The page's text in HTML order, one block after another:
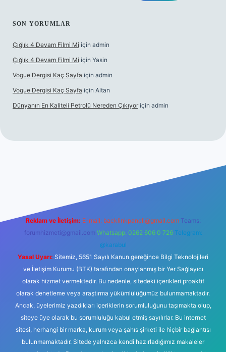
SON YORUMLAR
Çığlık 4 Devam Filmi Mi için admin
Çığlık 4 Devam Filmi Mi için Yasin
Vogue Dergisi Kaç Sayfa için admin
Vogue Dergisi Kaç Sayfa için Altan
Dünyanın En Kaliteli Petrolü Nereden Çıkıyor için admin
Reklam ve İletişim: E-mail: backlinkpaneli@gmail.com Teams:
forumhizmeti@gmail.com Whatsapp: 0262 606 0 726 Telegram:
@karabul
Yasal Uyarı: Sitemiz, 5651 Sayılı Kanun gereğince Bilgi Teknolojileri
ve İletişim Kurumu (BTK) tarafından onaylanmış bir Yer Sağlayıcı
olarak hizmet vermektedir. Bu nedenle, sitedeki içerikleri proaktif
olarak denetleme veya araştırma yükümlülüğümüz bulunmamaktadır.
Ancak, üyelerimiz yazdıkları içeriklerin sorumluluğunu taşımakta olup,
siteye üye olarak bu sorumluluğu kabul etmiş sayılırlar. Bu internet
sitesi, herhangi bir marka, kurum veya şahıs şirketi ile hiçbir bağlantısı
bulunmamaktadır. Sitede yalnızca kendi hazırladığımız makaleler